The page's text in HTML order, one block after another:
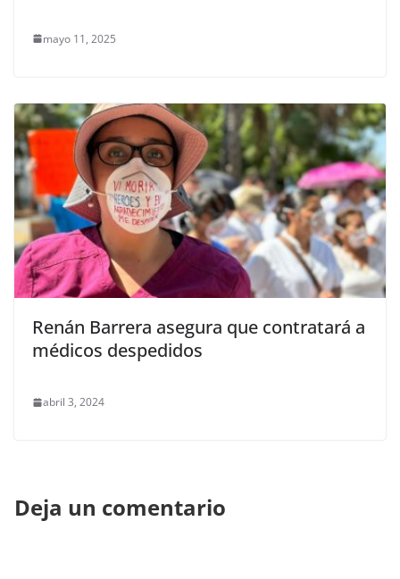
mayo 11, 2025
Renán Barrera asegura que contratará a
médicos despedidos
abril 3, 2024
Deja un comentario